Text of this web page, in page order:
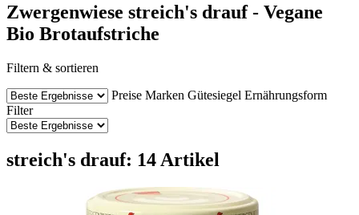
Zwergenwiese streich's drauf - Vegane
Bio Brotaufstriche
Filtern & sortieren
Preise Marken Gütesiegel Ernährungsform
Filter
streich's drauf: 14 Artikel